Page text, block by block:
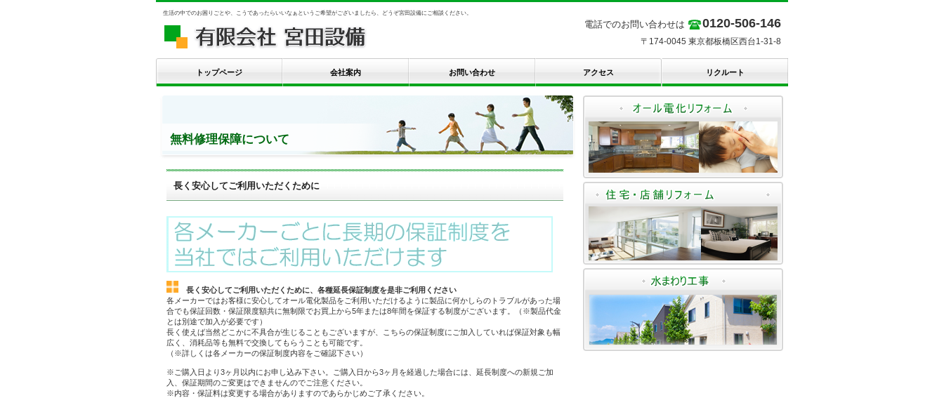
生活の中でのお困りごとや、こうであったらいいなぁというご希望がございましたら、どうぞ宮田設備にご相談ください。
電話でのお問い合わせは 0120-506-146
〒174-0045 東京都板橋区西台1-31-8
無料修理保障について
長く安心してご利用いただくために
長く安心してご利用いただくために、各種延長保証制度を是非ご利用ください
各メーカーではお客様に安心してオール電化製品をご利用いただけるように製品に何かしらのトラブルがあった場
合でも保証回数・保証限度額共に無制限でお買上から5年または8年間を保証する制度がございます。（※製品代金
とは別途で加入が必要です）
長く使えば当然どこかに不具合が生じることもございますが、こちらの保証制度にご加入していれば保証対象も幅
広く、消耗品等も無料で交換してもらうことも可能です。
（※詳しくは各メーカーの保証制度内容をご確認下さい）
※ご購入日より3ヶ月以内にお申し込み下さい。ご購入日から3ヶ月を経過した場合には、延長制度への新規ご加
入、保証期間のご変更はできませんのでご注意ください。
※内容・保証料は変更する場合がありますのであらかじめご了承ください。
トップページ 会社案内 お問い合わせ アクセス リクルート